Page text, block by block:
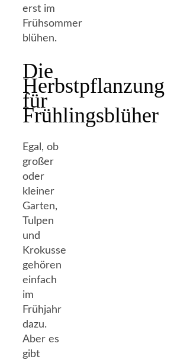
erst im
Frühsommer
blühen.
Die
Herbstpflanzung
für
Frühlingsblüher
Egal, ob
großer
oder
kleiner
Garten,
Tulpen
und
Krokusse
gehören
einfach
im
Frühjahr
dazu.
Aber es
gibt